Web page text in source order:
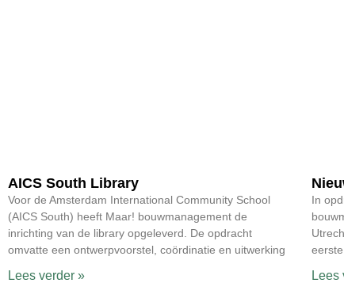
AICS South Library
Voor de Amsterdam International Community School
(AICS South) heeft Maar! bouwmanagement de
inrichting van de library opgeleverd. De opdracht
omvatte een ontwerpvoorstel, coördinatie en uitwerking
Lees verder »
In
Lees